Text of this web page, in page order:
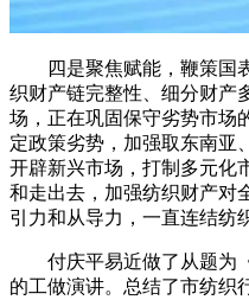
四是聚焦赋能，鞭策国表
织财产链完整性、细分财产
场，正在巩固保守劣势市场
定政策劣势，加强取东南亚
开辟新兴市场，打制多元化
和走出去，加强纺织财产对
引力和从导力，一直连结纺
付庆平易近做了从题为《
的工做演讲。总结了市纺织